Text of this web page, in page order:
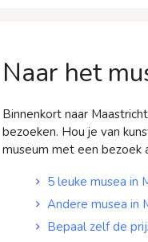
Naar het
Binnenkort naar
bezoeken. Hou je van
museum met een bezoek
5 leuke musea in
Andere musea in
Bepaal zelf de